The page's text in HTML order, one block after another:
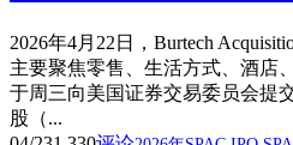
2026年4月22日，Burtech
主要聚焦零售、生活方式、酒店
于周三向美国证券交易委员会提
股（...